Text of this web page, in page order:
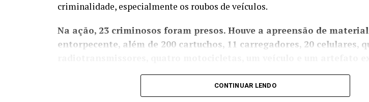
criminalidade, especialmente os roubos de veículos.
Na ação, 23 criminosos foram presos. Houve a apreensão de material
entorpecente, além de 200 cartuchos, 11 carregadores, 20 celulares,
Os agentes também localizaram uma central de gatonet clandestina, e
de Repressão aos Crimes Contra a Propriedade Imaterial (DRCPIM) fecharam
CONTINUAR LENDO